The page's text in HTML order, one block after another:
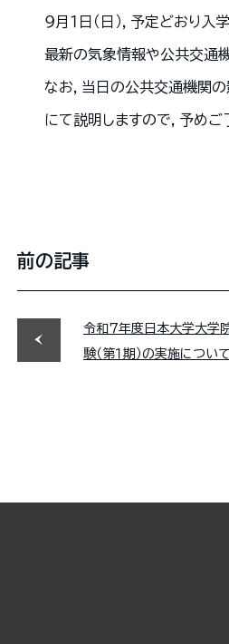
９月１日（日），予定どおり
最新の気象情報や公共交通
なお，当日の公共交通機関
にて説明しますので，予めご
前の記事
令和７年度日本大学大学
験（第１期）の実施につい